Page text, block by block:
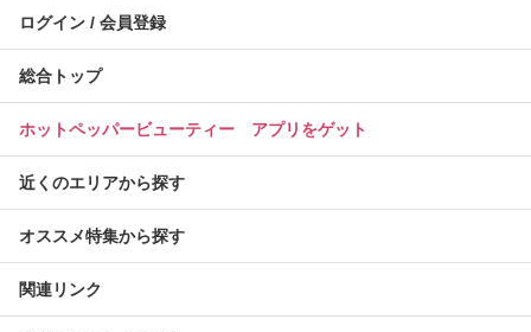
ログイン / 会員登録
総合トップ
ホットペッパービューティー アプリをゲット
近くのエリアから探す
オススメ特集から探す
関連リンク